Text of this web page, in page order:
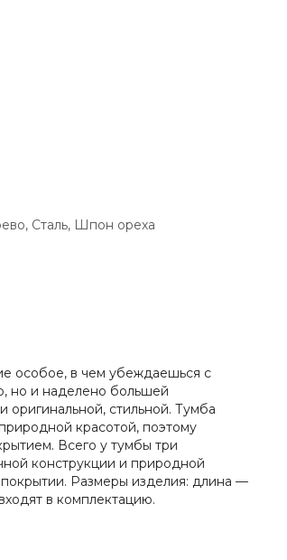
Сталь, Шпон ореха
особое, в чем убеждаешься с
но и наделено большей
стильной. Тумба
красотой, поэтому
Всего у тумбы три
конструкции и природной
покрытии. Размеры изделия: длина —
в комплектацию.